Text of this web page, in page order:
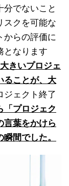
分でないこと
スクを可能な
からの評価に
となります
きいプロジェ
ることが、大
ジェクト終了
「プロジェク
言葉をかけら
間でした。